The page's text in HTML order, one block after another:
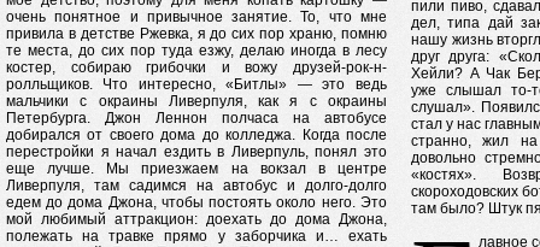
очень понятное и привычное занятие. То, что мне
привила в детстве Ржевка, я до сих пор храню, помню
те места, до сих пор туда езжу, делаю иногда в лесу
костер, собираю грибочки и вожу друзей-рок-н-
ролльщиков. Что интересно, «Битлы» — это ведь
мальчики с окраины Ливерпуля, как я с окраины
Петербурга. Джон Леннон полчаса на автобусе
добирался от своего дома до колледжа. Когда после
перестройки я начал ездить в Ливерпуль, понял это
еще лучше. Мы приезжаем на вокзал в центре
Ливерпуля, там садимся на автобус и долго-долго
едем до дома Джона, чтобы постоять около него. Это
мой любимый аттракцион: доехать до дома Джона,
полежать на травке прямо у заборчика и… ехать
пили пиво,
дел, типа дай
нашу жизнь
друг друга:
Хейли? А Чак
уже слышал то-
слушал».
стал у нас
странно, жил
довольно
«костях».
скороходовских
там было? Штук
лавное